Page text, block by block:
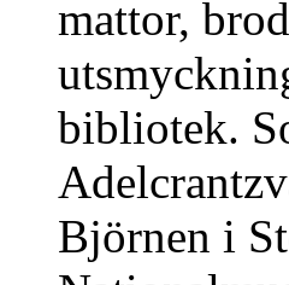
mattor,
bibliotek.
Björnen i